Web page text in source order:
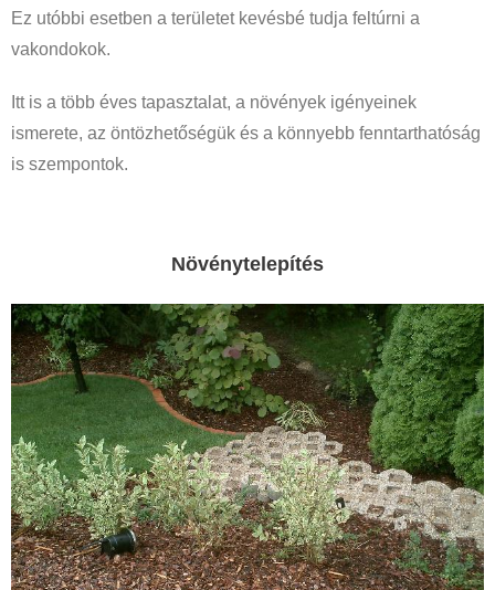
Ez utóbbi esetben a területet kevésbé tudja feltúrni a
vakondokok.
Itt is a több éves tapasztalat, a növények igényeinek
ismerete, az öntözhetőségük és a könnyebb fenntarthatóság
is szempontok.
Növénytelepítés